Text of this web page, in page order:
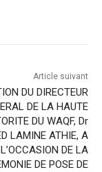
Article suivant
DU DIRECTEUR
DE LA HAUTE
DU WAQF, Dr
LAMINE ATHIE, A
L’OCCASION DE LA
DE POSE DE